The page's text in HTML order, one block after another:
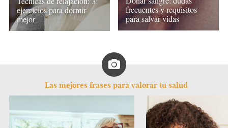
ejercicios para dormir
mejor
frecuentes y requisitos
para salvar vidas
Las mejores frases para valorar tu salud